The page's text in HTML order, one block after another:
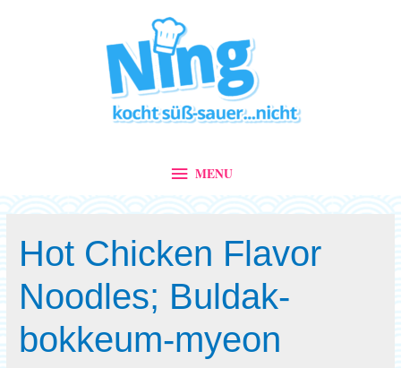
MENU
MENU
Hot Chicken Flavor
Noodles; Buldak-
bokkeum-myeon